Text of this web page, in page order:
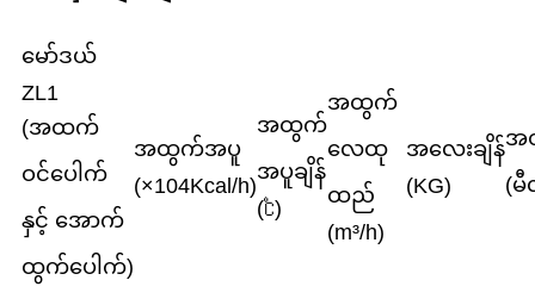
မော်ဒယ်
ZL1
(အထက်
ဝင်ပေါက်
နှင့် အောက်
ထွက်ပေါက်)
အထွက်အပူ
(×104Kcal/h)
အထွက်
အပူချိန်
(℃)
အထွက်
လေထု
ထည်
(m³/h)
အလေးချိန်
(KG)
အ
(